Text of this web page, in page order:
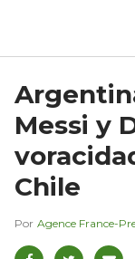
Messi y
Chile
Agence France-